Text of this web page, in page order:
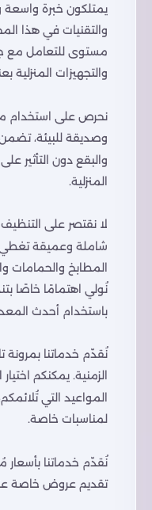
يمتلكون خبرة
والتقنيات في هذا
مستوى للتعامل مع
والتجهيزات المنزلية
نحرص على استخدام
وصديقة للبيئة، تضمن
والبقع دون التأثير
المنزلية.
لا نقتصر على
شاملة وعميقة تغطي
المطابخ والحمامات
نُولي اهتمامًا خاصًا
باستخدام أحدث
نُقدّم خدماتنا بمرونة
الزمنية. يمكنكم
المواعيد التي
لمناسبات خاصة.
نُقدّم خدماتنا
تقديم عروض خاصة